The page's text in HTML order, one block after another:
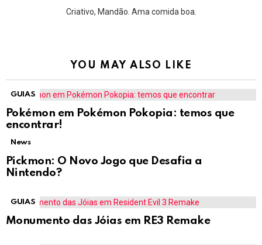
Criativo, Mandão. Ama comida boa.
YOU MAY ALSO LIKE
GUIAS
Pokémon em Pokémon Pokopia: temos que
encontrar!
News
Pickmon: O Novo Jogo que Desafia a
Nintendo?
GUIAS
Monumento das Jóias em RE3 Remake